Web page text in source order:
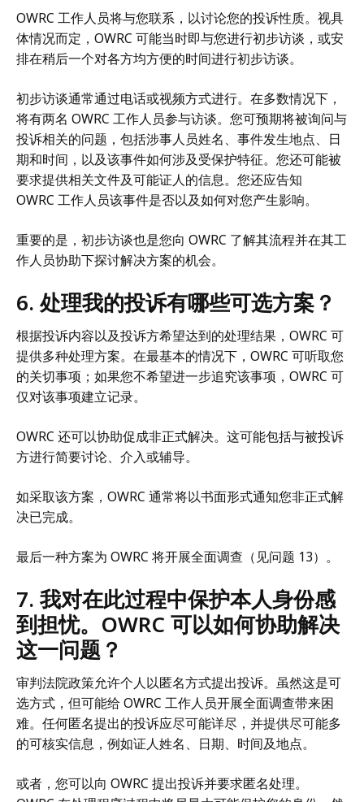
OWRC 工作人员将与您联系，以讨论您的投诉性质。视具
体情况而定，OWRC 可能当时即与您进行初步访谈，或安
排在稍后一个对各方均方便的时间进行初步访谈。
初步访谈通常通过电话或视频方式进行。在多数情况下，
将有两名 OWRC 工作人员参与访谈。您可预期将被询问与
投诉相关的问题，包括涉事人员姓名、事件发生地点、日
期和时间，以及该事件如何涉及受保护特征。您还可能被
要求提供相关文件及可能证人的信息。您还应告知
OWRC 工作人员该事件是否以及如何对您产生影响。
重要的是，初步访谈也是您向 OWRC 了解其流程并在其工
作人员协助下探讨解决方案的机会。
6. 处理我的投诉有哪些可选方案？
根据投诉内容以及投诉方希望达到的处理结果，OWRC 可
提供多种处理方案。在最基本的情况下，OWRC 可听取您
的关切事项；如果您不希望进一步追究该事项，OWRC 可
仅对该事项建立记录。
OWRC 还可以协助促成非正式解决。这可能包括与被投诉
方进行简要讨论、介入或辅导。
如采取该方案，OWRC 通常将以书面形式通知您非正式解
决已完成。
最后一种方案为 OWRC 将开展全面调查（见问题 13）。
7. 我对在此过程中保护本人身份感
到担忧。OWRC 可以如何协助解决
这一问题？
审判法院政策允许个人以匿名方式提出投诉。虽然这是可
选方式，但可能给 OWRC 工作人员开展全面调查带来困
难。任何匿名提出的投诉应尽可能详尽，并提供尽可能多
的可核实信息，例如证人姓名、日期、时间及地点。
或者，您可以向 OWRC 提出投诉并要求匿名处理。